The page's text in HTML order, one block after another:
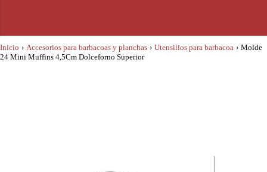
Inicio › Accesorios para barbacoas y planchas › Utensilios para barbacoa › Molde
24 Mini Muffins 4,5Cm Dolceforno Superior